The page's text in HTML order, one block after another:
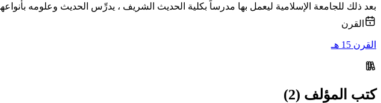
بعد ذلك للجامعة الإسلامية ليعمل بها مدرساً بكلية الحديث الشريف ، يدرِّس الحديث وعلومه
القرن
القرن 15 هـ
كتب المؤلف (2)